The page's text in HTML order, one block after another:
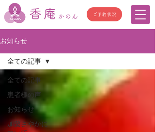
香庵 かのん ご予約状況
お知らせ
全ての記事
患者様の声
お知らせ
加藤さやかに
全ての記事